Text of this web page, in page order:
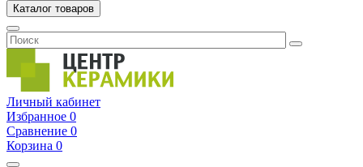
Каталог товаров
Личный кабинет
Избранное 0
Сравнение 0
Корзина 0